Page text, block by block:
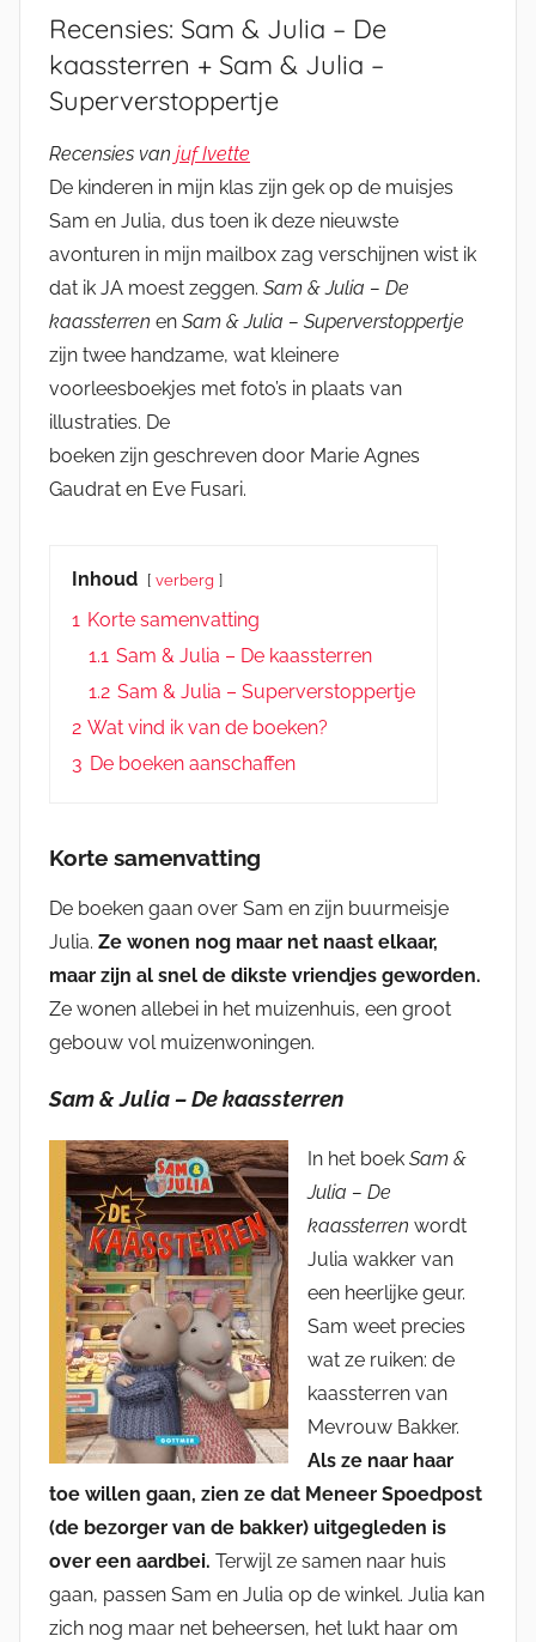
Recensies: Sam & Julia – De
kaassterren + Sam & Julia –
Superverstoppertje
Recensies van juf Ivette
De kinderen in mijn klas zijn gek op de muisjes
Sam en Julia, dus toen ik deze nieuwste
avonturen in mijn mailbox zag verschijnen wist ik
dat ik JA moest zeggen. Sam & Julia – De
kaassterren en Sam & Julia – Superverstoppertje
zijn twee handzame, wat kleinere
voorleesboekjes met foto’s in plaats van
illustraties. De
boeken zijn geschreven door Marie Agnes
Gaudrat en Eve Fusari.
Inhoud verberg
1 Korte samenvatting
1.1 Sam & Julia – De kaassterren
1.2 Sam & Julia – Superverstoppertje
2 Wat vind ik van de boeken?
3 De boeken aanschaffen
Korte samenvatting
De boeken gaan over Sam en zijn buurmeisje
Julia. Ze wonen nog maar net naast elkaar,
maar zijn al snel de dikste vriendjes geworden.
Ze wonen allebei in het muizenhuis, een groot
gebouw vol muizenwoningen.
Sam & Julia – De kaassterren
In het boek Sam &
Julia – De
kaassterren wordt
Julia wakker van
een heerlijke geur.
Sam weet precies
wat ze ruiken: de
kaassterren van
Mevrouw Bakker.
Als ze naar haar
toe willen gaan, zien ze dat Meneer Spoedpost
(de bezorger van de bakker) uitgegleden is
over een aardbei. Terwijl ze samen naar huis
gaan, passen Sam en Julia op de winkel. Julia kan
zich nog maar net beheersen, het lukt haar om